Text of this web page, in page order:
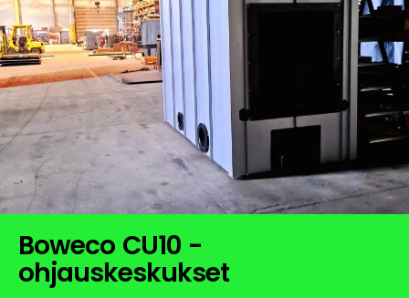
Boweco CU10 -
ohjauskeskukset